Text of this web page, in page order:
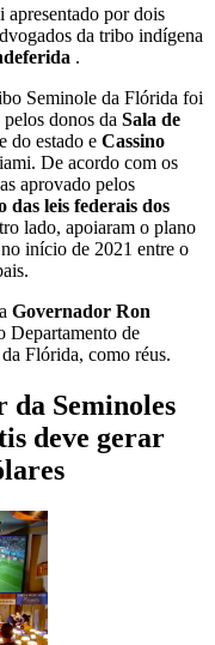
apresentado por dois
da tribo indígena
.
Seminole da Flórida foi
donos da Sala de
do estado e Cassino
De acordo com os
aprovado pelos
das leis federais dos
lado, apoiaram o plano
início de 2021 entre o
Governador Ron
Departamento de
Flórida, como réus.
da Seminoles
deve gerar